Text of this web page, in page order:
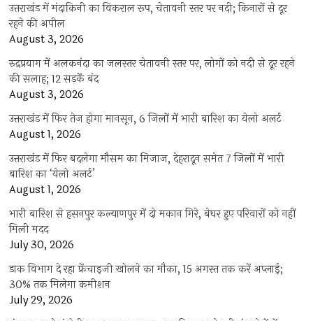
उत्तराखंड में मंदाकिनी का विकराल रूप, चेतावनी स्तर पर नदी; किनारों से दूर
रहने की अपील
August 3, 2026
रुद्रप्रयाग में अलकनंदा का जलस्तर चेतावनी स्तर पर, लोगों को नदी से दूर रहने
की सलाह; 12 सड़कें बंद
August 3, 2026
उत्तराखंड में फिर तेज होगा मानसून, 6 जिलों में भारी बारिश का येलो अलर्ट
August 1, 2026
उत्तराखंड में फिर बदलेगा मौसम का मिजाज, देहरादून समेत 7 जिलों में भारी
बारिश का ‘येलो अलर्ट’
August 1, 2026
भारी बारिश से हसनपुर कल्याणपुर में दो मकान गिरे, बेघर हुए परिवारों को नहीं
मिली मदद
July 30, 2026
डाक विभाग दे रहा फ्रेंचाइजी खोलने का मौका, 15 अगस्त तक करें अप्लाई;
30% तक मिलेगा कमीशन
July 29, 2026